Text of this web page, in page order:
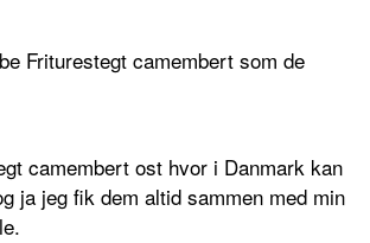
Friturestegt camembert som de
camembert ost hvor i Danmark kan
ja jeg fik dem altid sammen med min